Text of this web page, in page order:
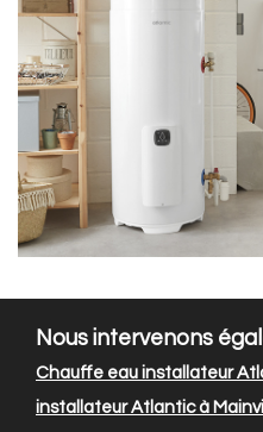
Nous intervenons
Chauffe eau installateur
installateur Atlantic à